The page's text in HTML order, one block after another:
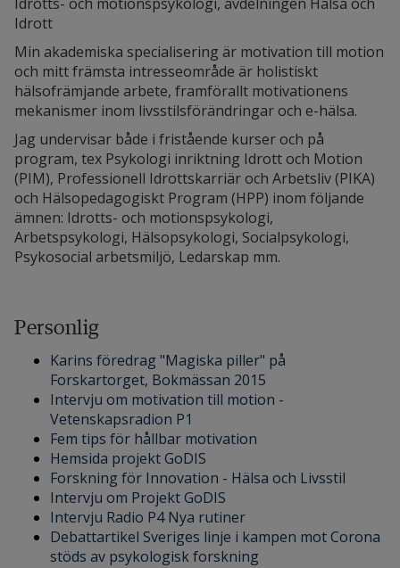
Idrott
Min akademiska specialisering är motivation till motion
och mitt främsta intresseområde är holistiskt
hälsofrämjande arbete, framförallt motivationens
mekanismer inom livsstilsförändringar och e-hälsa.
Jag undervisar både i fristående kurser och på
program, tex Psykologi inriktning Idrott och Motion
(PIM), Professionell Idrottskarriär och Arbetsliv (PIKA)
och Hälsopedagogiskt Program (HPP) inom följande
ämnen: Idrotts- och motionspsykologi,
Arbetspsykologi, Hälsopsykologi, Socialpsykologi,
Psykosocial arbetsmiljö, Ledarskap mm.
Personlig
Karins föredrag "Magiska piller" på
Forskartorget, Bokmässan 2015
Intervju om motivation till motion -
Vetenskapsradion P1
Fem tips för hållbar motivation
Hemsida projekt GoDIS
Forskning för Innovation - Hälsa och Livsstil
Intervju om Projekt GoDIS
Intervju Radio P4 Nya rutiner
Debattartikel Sveriges linje i kampen mot Corona
stöds av psykologisk forskning